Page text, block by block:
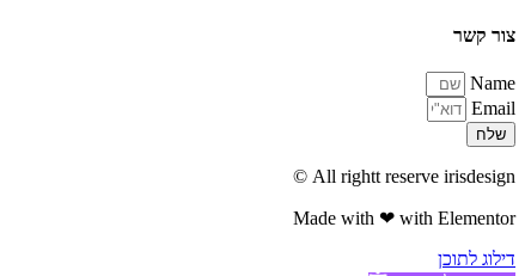
צור קשר
Name
Email
שלח
All rightt reserve irisdesign ©
Made with ❤ with Elementor​
דילוג לתוכן